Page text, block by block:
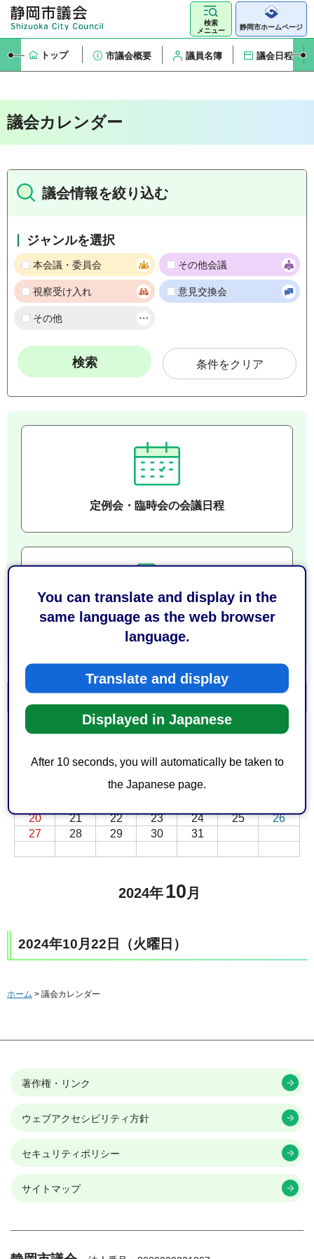
You can translate and display in the
same language as the web browser
language.
Translate and display
Displayed in Japanese
After 10 seconds, you will automatically be taken to
the Japanese page.
検索
メニュー
静岡市ホームページ
トップ 市議会概要 議員名簿 議会日程
議会カレンダー
議会情報を絞り込む
ジャンルを選択
本会議・委員会 その他会議
視察受け入れ 意見交換会
その他
条件をクリア
定例会・臨時会の会議日程
通告一覧・議案・審議結果
2024年10月
前月 次月
日 水 木
土
8 9 10
20
21 22 23 24 25
26
27
28 29 30 31
2024年 10 月
2024年10月22日（火曜日）
ホーム > 議会カレンダー
著作権・リンク
ウェブアクセシビリティ方針
セキュリティポリシー
サイトマップ